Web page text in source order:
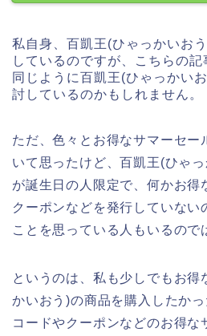
私自身、百凱王(ひゃっかいお
しているのですが、こちらの
同じように百凱王(ひゃっかい
討しているのかもしれません。
ただ、色々とお得なサマーセー
いて思ったけど、百凱王(ひゃ
が誕生日の人限定で、何かお得
クーポンなどを発行していない
ことを思っている人もいるので
というのは、私も少しでもお得
かいおう)の商品を購入したか
コードやクーポンなどのお得な